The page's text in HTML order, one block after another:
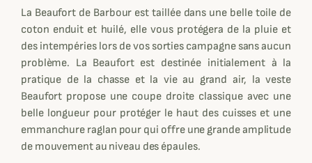
La Beaufort de Barbour est taillée dans une belle toile de
coton enduit et huilé, elle vous protégera de la pluie et
des intempéries lors de vos sorties campagne sans aucun
problème. La Beaufort est destinée initialement à la
pratique de la chasse et la vie au grand air, la veste
Beaufort propose une coupe droite classique avec une
belle longueur pour protéger le haut des cuisses et une
emmanchure raglan pour qui offre une grande amplitude
de mouvement au niveau des épaules.